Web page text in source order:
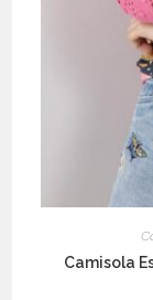
Camisola